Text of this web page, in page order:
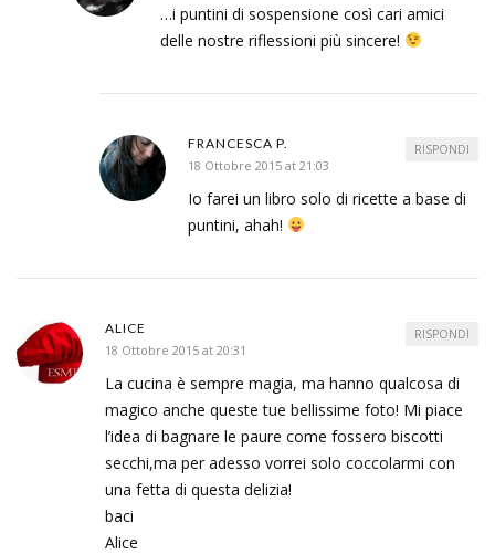
…i puntini di sospensione così cari amici
delle nostre riflessioni più sincere!
FRANCESCA P.
18 Ottobre 2015 at 21:03
Io farei un libro solo di ricette a base di
puntini, ahah!
RISPONDI
ALICE
18 Ottobre 2015 at 20:31
La cucina è sempre magia, ma hanno qualcosa di
magico anche queste tue bellissime foto! Mi piace
l’idea di bagnare le paure come fossero biscotti
secchi,ma per adesso vorrei solo coccolarmi con
una fetta di questa delizia!
baci
Alice
RISPONDI